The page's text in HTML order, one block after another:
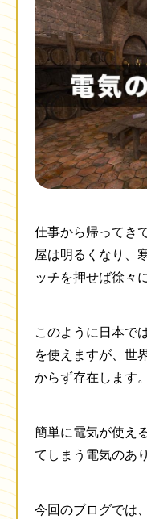
仕事から帰ってき
屋は明るくなり、
ッチを押せば徐々
このように日本で
を使えますが、世
からず存在します。
簡単に電気が使え
てしまう電気のあ
今回のブログでは